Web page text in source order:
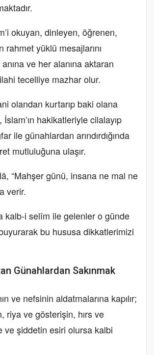
okuyan, dinleyen, öğrenen,
rahmet yüklü mesajlarını
anına ve her alanına aktaran
tecelliye mazhar olur.
olandan kurtarıp baki olana
İslam’ın hakikatleriyle cilalayıp
ile günahlardan arındırdığında
mutluluğuna ulaşır.
“Mahşer günü, insana ne mal ne
verir.
kalb-i selîm ile gelenler o günde
bu hususa dikkatlerimizi
Günahlardan Sakınmak
ve nefsinin aldatmalarına kapılır;
riya ve gösterişin, hırs ve
ve şiddetin esiri olursa kalbi